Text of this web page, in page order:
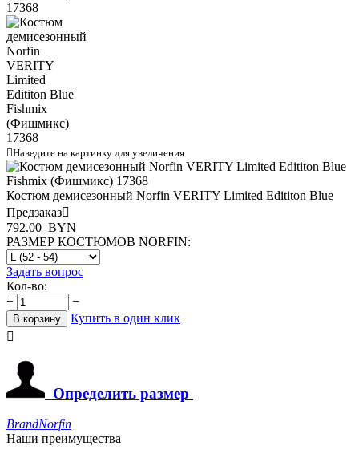
Наведите на картинку для увеличения
Костюм демисезонный Norfin VERITY Limited Edititon Blue
Предзаказ
792.00 BYN
РАЗМЕР КОСТЮМОВ NORFIN:
Задать вопрос
Кол-во:
+
−
В корзину
Купить в один клик

Определить размер
BrandNorfin
Наши преимущества